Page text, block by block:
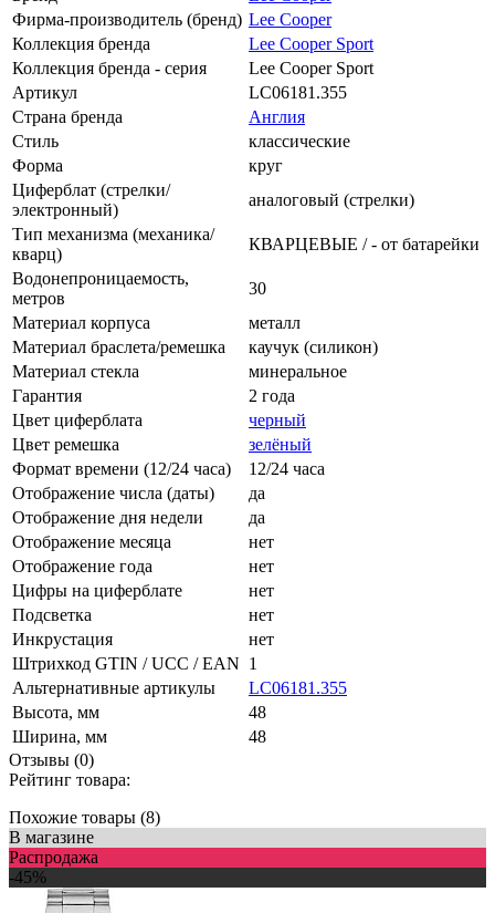
Фирма-производитель (бренд) Lee Cooper
Коллекция бренда
Lee Cooper Sport
Коллекция бренда - серия
Lee Cooper Sport
Артикул
LC06181.355
Страна бренда
Англия
Стиль
классические
Форма
круг
Циферблат (стрелки/
электронный)
аналоговый (стрелки)
Тип механизма (механика/
кварц)
КВАРЦЕВЫЕ / - от батарейки
Водонепроницаемость,
метров
30
Материал корпуса
металл
Материал браслета/ремешка
каучук (силикон)
Материал стекла
минеральное
Гарантия
2 года
Цвет циферблата
черный
Цвет ремешка
зелёный
Формат времени (12/24 часа)
12/24 часа
Отображение числа (даты)
да
Отображение дня недели
да
Отображение месяца
нет
Отображение года
нет
Цифры на циферблате
нет
Подсветка
нет
Инкрустация
нет
Штрихкод GTIN / UCC / EAN 1
Альтернативные артикулы
LC06181.355
Высота, мм
48
Ширина, мм
48
Отзывы (0)
Рейтинг товара:
Похожие товары (8)
В магазине
Распродажа
-45%